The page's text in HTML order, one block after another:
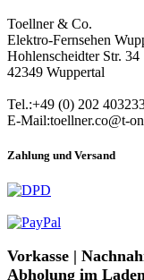
Toellner & Co.
Elektro-Fernsehen
Hohlenscheidter Str. 34
42349 Wuppertal
Tel.:+49 (0) 202
E-Mail:toellner.co@t-
Zahlung und Versand
Vorkasse |
Abholung im